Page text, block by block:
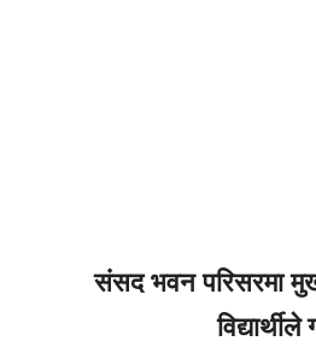
संसद भवन परिसरमा